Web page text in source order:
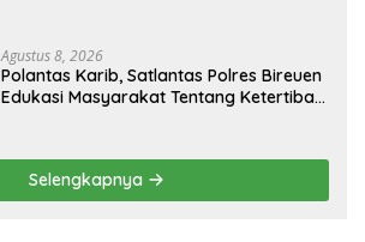
Agustus 8, 2026
Polantas Karib, Satlantas Polres Bireuen
Edukasi Masyarakat Tentang Ketertiban
Selengkapnya